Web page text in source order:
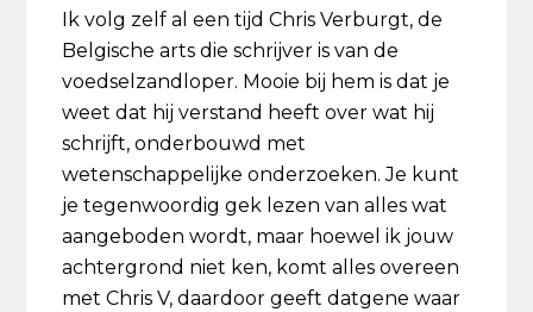
Ik volg zelf al een tijd Chris Verburgt, de
Belgische arts die schrijver is van de
voedselzandloper. Mooie bij hem is dat je
weet dat hij verstand heeft over wat hij
schrijft, onderbouwd met
wetenschappelijke onderzoeken. Je kunt
je tegenwoordig gek lezen van alles wat
aangeboden wordt, maar hoewel ik jouw
achtergrond niet ken, komt alles overeen
met Chris V, daardoor geeft datgene waar